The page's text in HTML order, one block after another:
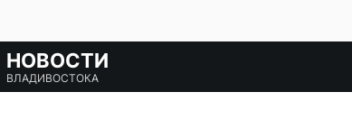
НОВОСТИ
ВЛАДИВОСТОКА